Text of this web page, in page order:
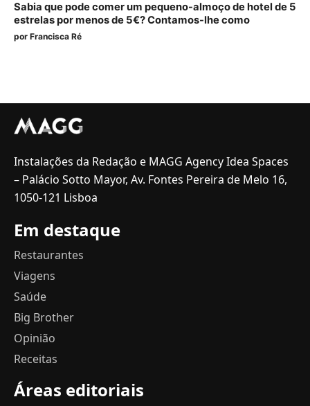
Sabia que pode comer um pequeno-almoço de hotel de 5
estrelas por menos de 5€? Contamos-lhe como
por Francisca Ré
Instalações da Redação e MAGG Agency Idea Spaces
– Palácio Sotto Mayor, Av. Fontes Pereira de Melo 16,
1050-121 Lisboa
Em destaque
Restaurantes
Viagens
Saúde
Big Brother
Opinião
Receitas
Áreas editoriais